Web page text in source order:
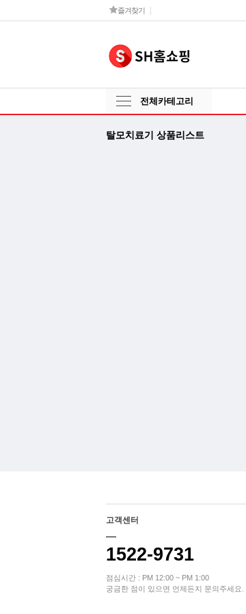
즐겨찾기
전체카테고리
탈모치료기 상품리스트
고객센터
1522-9731
점심시간 : PM 12:00 ~ PM 1:00
궁금한 점이 있으면 언제든지 문의주세요.